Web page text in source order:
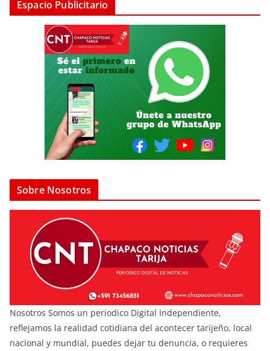
Espacio Publicitario
Sobre Nosotros
Nosotros Somos un periodico Digital Independiente,
reflejamos la realidad cotidiana del acontecer tarijeño, local
nacional y mundial, puedes dejar tu denuncia, o requieres